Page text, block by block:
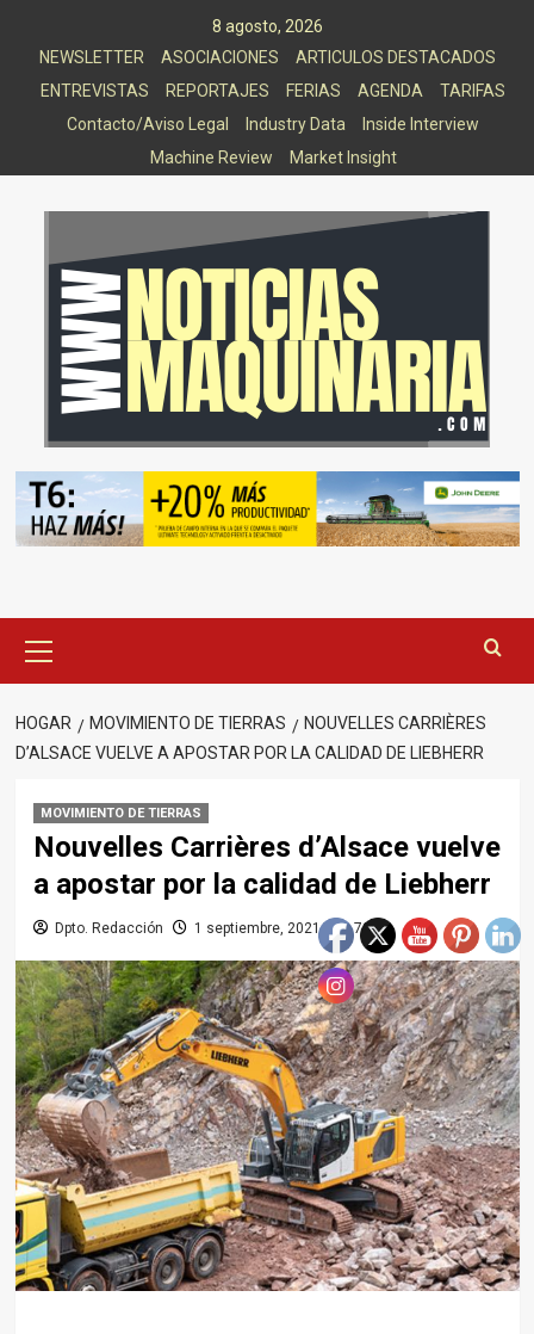
8 agosto, 2026
NEWSLETTER
ASOCIACIONES
ARTICULOS DESTACADOS
ENTREVISTAS
REPORTAJES FERIAS AGENDA
TARIFAS
Contacto/Aviso Legal
Industry Data
Inside Interview
Machine Review
Market Insight
principal
HOGAR MOVIMIENTO DE TIERRAS
NOUVELLES CARRIÈRES
D’ALSACE VUELVE A APOSTAR POR LA CALIDAD DE LIEBHERR
MOVIMIENTO DE TIERRAS
Nouvelles Carrières d’Alsace vuelve
a apostar por la calidad de Liebherr
Dpto. Redacción 1 septiembre, 2021 727